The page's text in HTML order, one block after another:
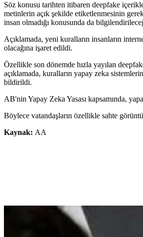
Söz konusu tarihten itibaren deepfake
metinlerin açık şekilde etiketlenmesinin
insan olmadığı konusunda da
Açıklamada, yeni kuralların insanların
olacağına işaret edildi.
Özellikle son dönemde hızla yayılan
açıklamada, kuralların yapay zeka
bildirildi.
AB'nin Yapay Zeka Yasası kapsamında,
Böylece vatandaşların özellikle sahte
Kaynak: AA